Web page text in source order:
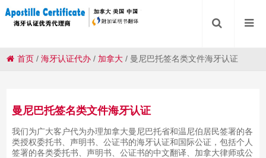
首页 /海牙认证代办 / 加拿大 / 曼尼巴托签名类文件海牙认证
曼尼巴托签名类文件海牙认证
我们为广大客户代为办理加拿大曼尼巴托省和温尼伯居民签署的各
类授权委托书、声明书、公证书的海牙认证和国际公证，包括个人
签署的各类委托书、声明书、公证书的中文翻译、加拿大律师或公